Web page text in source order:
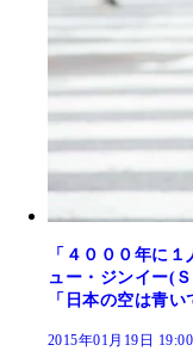
「４０００年に
ュー・ジンイー(
「日本の空は青い
2015年01月19日 19:00